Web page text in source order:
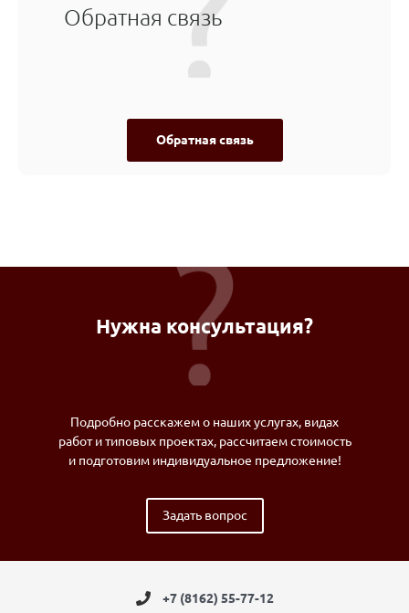
Обратная связь
Обратная связь
Нужна консультация?
Подробно расскажем о наших услугах, видах
работ и типовых проектах, рассчитаем стоимость
и подготовим индивидуальное предложение!
Задать вопрос
+7 (8162) 55-77-12